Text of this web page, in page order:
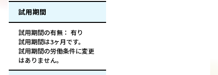
試用期間
試用期間の有無： 有り
試用期間は3ヶ月です。
試用期間の労働条件に変更
はありません。